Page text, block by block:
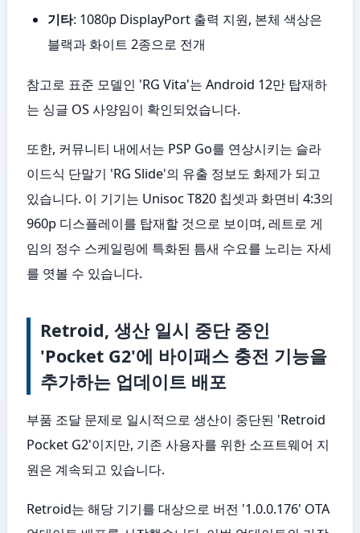
기타: 1080p DisplayPort 출력 지원, 본체 색상은
블랙과 화이트 2종으로 전개
참고로 표준 모델인 'RG Vita'는 Android 12만 탑재하
는 싱글 OS 사양임이 확인되었습니다.
또한, 커뮤니티 내에서는 PSP Go를 연상시키는 슬라
이드식 단말기 'RG Slide'의 유출 정보도 화제가 되고
있습니다. 이 기기는 Unisoc T820 칩셋과 화면비 4:3의
960p 디스플레이를 탑재할 것으로 보이며, 레트로 게
임의 정수 스케일링에 특화된 틈새 수요를 노리는 자세
를 엿볼 수 있습니다.
Retroid, 생산 일시 중단 중인
'Pocket G2'에 바이패스 충전 기능을
추가하는 업데이트 배포
부품 조달 문제로 일시적으로 생산이 중단된 'Retroid
Pocket G2'이지만, 기존 사용자를 위한 소프트웨어 지
원은 계속되고 있습니다.
Retroid는 해당 기기를 대상으로 버전 '1.0.0.176' OTA